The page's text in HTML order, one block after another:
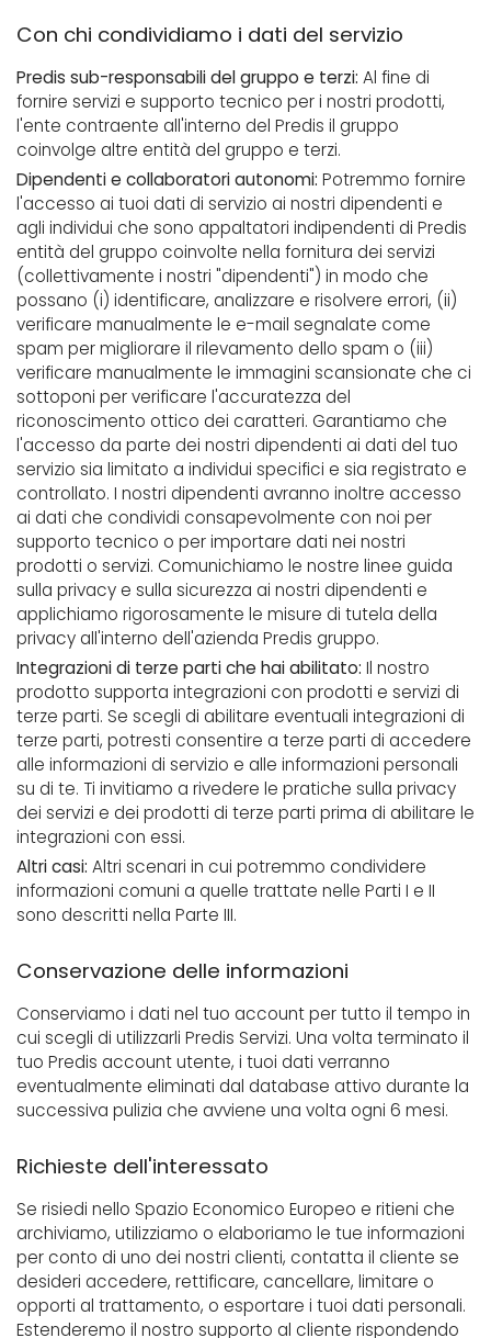
Con chi condividiamo i dati del servizio
Predis sub-responsabili del gruppo e terzi: Al fine di
fornire servizi e supporto tecnico per i nostri prodotti,
l'ente contraente all'interno del Predis il gruppo
coinvolge altre entità del gruppo e terzi.
Dipendenti e collaboratori autonomi: Potremmo fornire
l'accesso ai tuoi dati di servizio ai nostri dipendenti e
agli individui che sono appaltatori indipendenti di Predis
entità del gruppo coinvolte nella fornitura dei servizi
(collettivamente i nostri "dipendenti") in modo che
possano (i) identificare, analizzare e risolvere errori, (ii)
verificare manualmente le e-mail segnalate come
spam per migliorare il rilevamento dello spam o (iii)
verificare manualmente le immagini scansionate che ci
sottoponi per verificare l'accuratezza del
riconoscimento ottico dei caratteri. Garantiamo che
l'accesso da parte dei nostri dipendenti ai dati del tuo
servizio sia limitato a individui specifici e sia registrato e
controllato. I nostri dipendenti avranno inoltre accesso
ai dati che condividi consapevolmente con noi per
supporto tecnico o per importare dati nei nostri
prodotti o servizi. Comunichiamo le nostre linee guida
sulla privacy e sulla sicurezza ai nostri dipendenti e
applichiamo rigorosamente le misure di tutela della
privacy all'interno dell'azienda Predis gruppo.
Integrazioni di terze parti che hai abilitato: Il nostro
prodotto supporta integrazioni con prodotti e servizi di
terze parti. Se scegli di abilitare eventuali integrazioni di
terze parti, potresti consentire a terze parti di accedere
alle informazioni di servizio e alle informazioni personali
su di te. Ti invitiamo a rivedere le pratiche sulla privacy
dei servizi e dei prodotti di terze parti prima di abilitare le
integrazioni con essi.
Altri casi: Altri scenari in cui potremmo condividere
informazioni comuni a quelle trattate nelle Parti I e II
sono descritti nella Parte III.
Conservazione delle informazioni
Conserviamo i dati nel tuo account per tutto il tempo in
cui scegli di utilizzarli Predis Servizi. Una volta terminato il
tuo Predis account utente, i tuoi dati verranno
eventualmente eliminati dal database attivo durante la
successiva pulizia che avviene una volta ogni 6 mesi.
Richieste dell'interessato
Se risiedi nello Spazio Economico Europeo e ritieni che
archiviamo, utilizziamo o elaboriamo le tue informazioni
per conto di uno dei nostri clienti, contatta il cliente se
desideri accedere, rettificare, cancellare, limitare o
opporti al trattamento, o esportare i tuoi dati personali.
Estenderemo il nostro supporto al cliente rispondendo